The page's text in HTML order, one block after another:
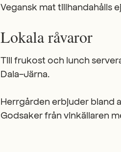
Vegansk mat tillhandahålls
Lokala råvaror
Till frukost och lunch
Dala-Järna.
Herrgården erbjuder bland
Godsaker från vinkällaren